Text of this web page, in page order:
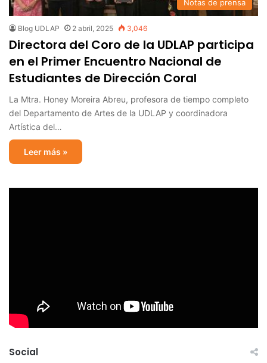
Notas de prensa
Blog UDLAP 2 abril, 2025 3,046
Directora del Coro de la UDLAP participa
en el Primer Encuentro Nacional de
Estudiantes de Dirección Coral
La Mtra. Honey Moreira Abreu, profesora de tiempo completo
del Departamento de Artes de la UDLAP y coordinadora
Artística del…
Leer más »
Social